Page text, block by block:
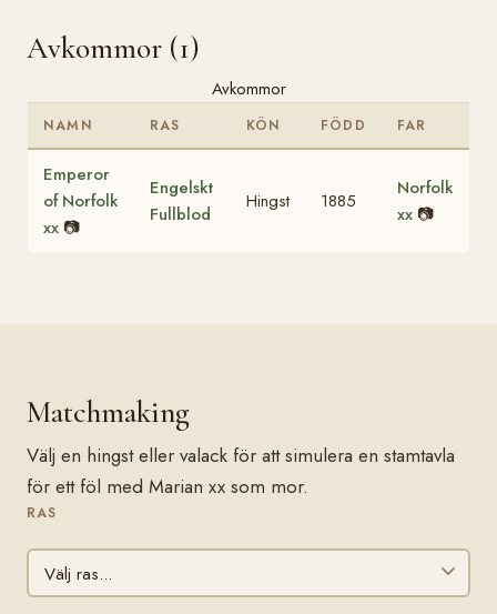
Avkommor (1)
Avkommor
NAMN RAS KÖN FÖDD FAR
Emperor
of Norfolk
xx 📷
Engelskt
Fullblod
Hingst 1885
Norfolk
xx 📷
Matchmaking
Välj en hingst eller valack för att simulera en stamtavla
för ett föl med Marian xx som mor.
RAS